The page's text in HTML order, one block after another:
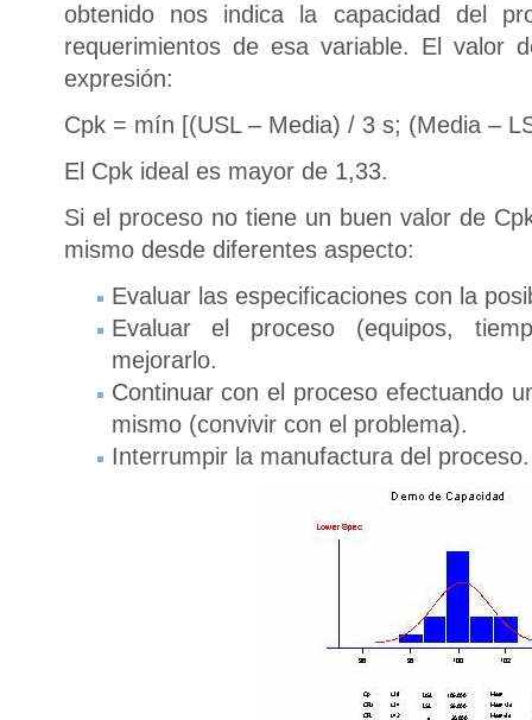
obtenido nos indica la capacidad del
requerimientos de esa variable. El valor
expresión:
Cpk = mín [(USL – Media) / 3 s; (Media –
El Cpk ideal es mayor de 1,33.
Si el proceso no tiene un buen valor de
mismo desde diferentes aspecto:
Evaluar las especificaciones con la
Evaluar el proceso (equipos,
mejorarlo.
Continuar con el proceso efectuando
mismo (convivir con el problema).
Interrumpir la manufactura del proceso.